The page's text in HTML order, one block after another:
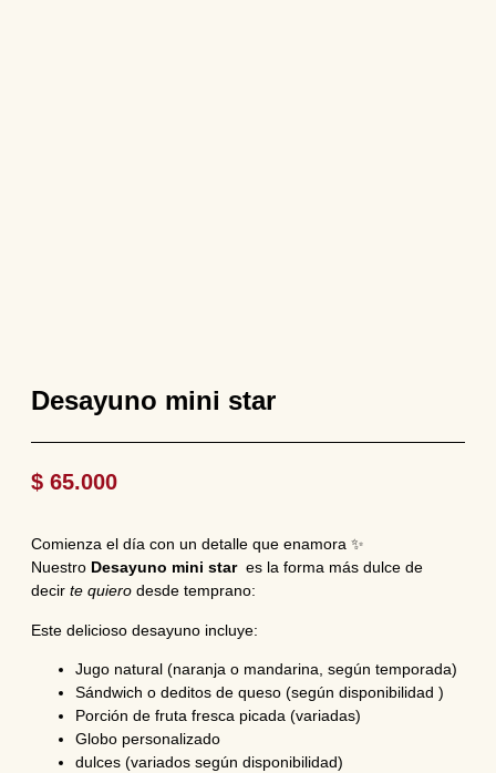
Desayuno mini star
$ 65.000
Comienza el día con un detalle que enamora ✨
Nuestro Desayuno mini star es la forma más dulce de
decir te quiero desde temprano:
Este delicioso desayuno incluye:
Jugo natural (naranja o mandarina, según temporada)
Sándwich o deditos de queso (según disponibilidad )
Porción de fruta fresca picada (variadas)
Globo personalizado
dulces (variados según disponibilidad)